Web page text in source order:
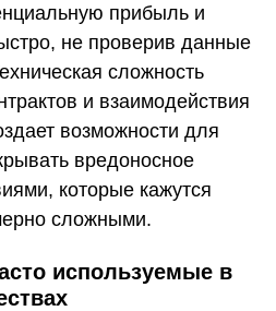
прибыль и
не проверив данные
сложность
и взаимодействия
возможности для
вредоносное
которые кажутся
сложными.
используемые в